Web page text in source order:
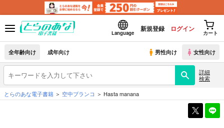
Language
新規登録 ログイン
カート
全年齢向け 成年向け 男性向け 女性向け
詳細
検索
とらのあな電子書籍
空中ブランコ Hasta manana